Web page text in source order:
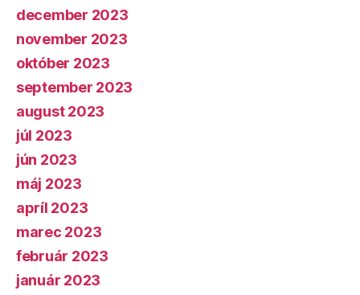
december 2023
november 2023
október 2023
september 2023
august 2023
júl 2023
jún 2023
máj 2023
apríl 2023
marec 2023
február 2023
január 2023